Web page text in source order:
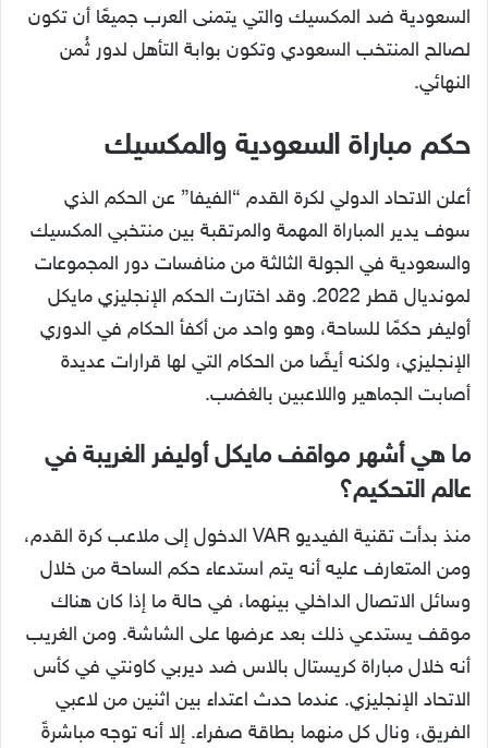
السعودية ضد المكسيك والتي يتمنى العرب جميعًا أن تكون
لصالح المنتخب السعودي وتكون بوابة التأهل لدور ثُمن
النهائي.
حكم مباراة السعودية والمكسيك
أعلن الاتحاد الدولي لكرة القدم “الفيفا” عن الحكم الذي
سوف يدير المباراة المهمة والمرتقبة بين منتخبي المكسيك
والسعودية في الجولة الثالثة من منافسات دور المجموعات
لمونديال قطر 2022. وقد اختارت الحكم الإنجليزي مايكل
أوليفر حكمًا للساحة، وهو واحد من أكفأ الحكام في الدوري
الإنجليزي، ولكنه أيضًا من الحكام التي لها قرارات عديدة
أصابت الجماهير واللاعبين بالغضب.
ما هي أشهر مواقف مايكل أوليفر الغريبة في
عالم التحكيم؟
منذ بدأت تقنية الفيديو VAR الدخول إلى ملاعب كرة القدم،
ومن المتعارف عليه أنه يتم استدعاء حكم الساحة من خلال
وسائل الاتصال الداخلي بينهما، في حالة ما إذا كان هناك
موقف يستدعي ذلك بعد عرضها على الشاشة. ومن الغريب
أنه خلال مباراة كريستال بالاس ضد ديربي كاونتي في كأس
الاتحاد الإنجليزي. عندما حدث اعتداء بين اثنين من لاعبي
الفريق، ونال كل منهما بطاقة صفراء. إلا أنه توجه مباشرةً